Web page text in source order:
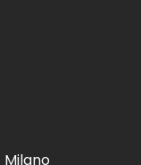
Milano